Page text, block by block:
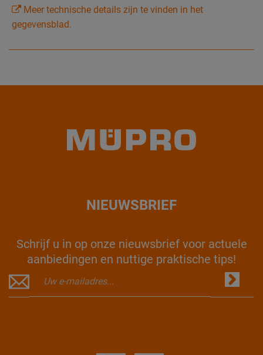
Meer technische details zijn te vinden in het
gegevensblad.
NIEUWSBRIEF
Schrijf u in op onze nieuwsbrief voor actuele
aanbiedingen en nuttige praktische tips!